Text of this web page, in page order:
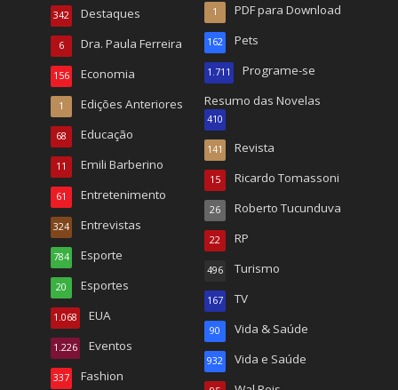
Destaques
342
Dra. Paula Ferreira
6
Economia
156
Edições Anteriores
1
Educação
68
Emili Barberino
11
Entretenimento
61
Entrevistas
324
Esporte
784
Esportes
20
EUA
1.068
Eventos
1.226
Fashion
337
PDF para Download
1
Pets
162
Programe-se
1.711
Resumo das Novelas
410
Revista
141
Ricardo Tomassoni
15
Roberto Tucunduva
26
RP
22
Turismo
496
TV
167
Vida & Saúde
90
Vida e Saúde
932